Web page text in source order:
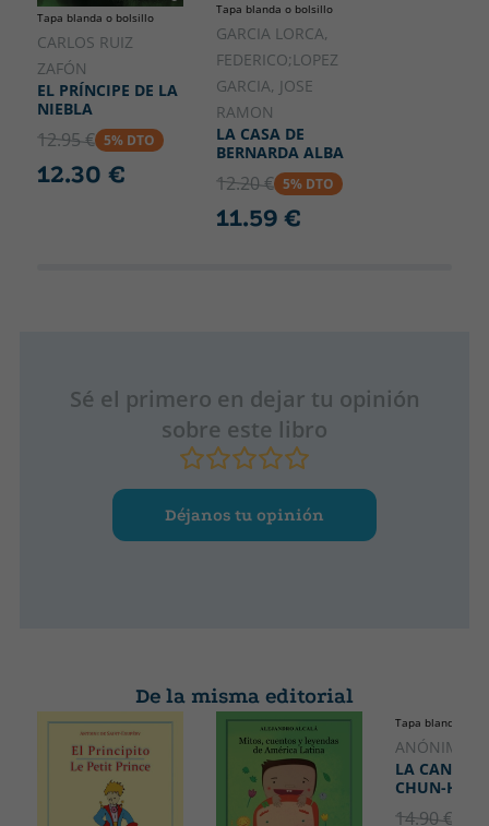
Tapa blanda o bolsillo
CARLOS RUIZ
ZAFÓN
EL PRÍNCIPE DE LA
NIEBLA
12.95 € 5% DTO
12.30 €
Tapa blanda o bolsillo
GARCIA LORCA,
FEDERICO;LOPEZ
GARCIA, JOSE
RAMON
LA CASA DE
BERNARDA ALBA
12.20 € 5% DTO
11.59 €
Sé el primero en dejar tu opinión
sobre este libro
Déjanos tu opinión
De la misma editorial
Tapa blanda o
ANÓNIMO
LA
CHUN-
14.90 €